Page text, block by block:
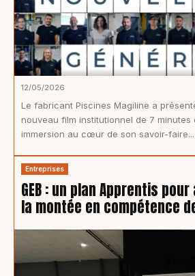
12/05/2026
Le fabricant Piscines Magiline a
nouveau film institutionnel de 7 minutes
immersion au cœur de son savoir-faire...
Entreprises
GEB : un plan Apprentis
la montée en compétence